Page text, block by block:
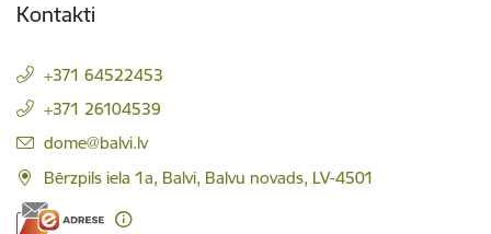
Kontakti
+371 64522453
+371 26104539
E-pasts:
dome@balvi.lv
Bērzpils iela 1a, Balvi, Balvu novads, LV-4501